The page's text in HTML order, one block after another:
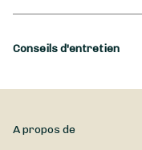
Anniversaire,
Compositions
Conseils d'entretien
A propos de